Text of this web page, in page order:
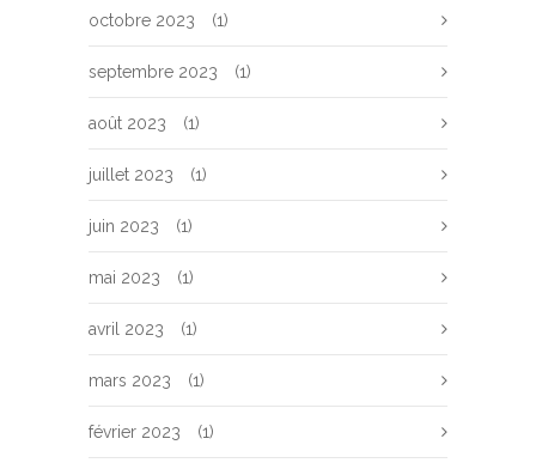
octobre 2023 (1)
septembre 2023 (1)
août 2023 (1)
juillet 2023 (1)
juin 2023 (1)
mai 2023 (1)
avril 2023 (1)
mars 2023 (1)
février 2023 (1)